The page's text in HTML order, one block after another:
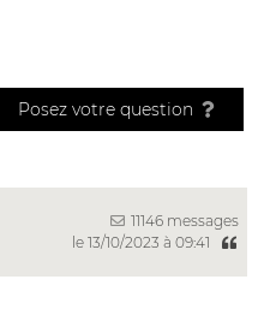
Posez votre question
11146 messages
le 13/10/2023 à 09:41